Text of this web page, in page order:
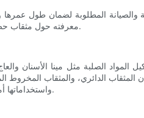
المطلوبة لضمان طول عمرها
معرفته حول مثقاب حصوات الأسنان، مع التركيز بشكل خاص على العناية به وصيانته.
الصلبة مثل مينا الأسنان
الدائري، والمثقاب المخروط
واستخداماتها أمر بالغ الأهمية لكل من أطباء الأسنان ومساعدي أطباء الأسنان.